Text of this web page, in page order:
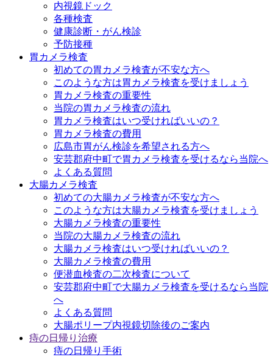
内視鏡ドック
各種検査
健康診断・がん検診
予防接種
胃カメラ検査
初めての胃カメラ検査が不安な方へ
このような方は胃カメラ検査を受けましょう
胃カメラ検査の重要性
当院の胃カメラ検査の流れ
胃カメラ検査はいつ受ければいいの？
胃カメラ検査の費用
広島市胃がん検診を希望される方へ
安芸郡府中町で胃カメラ検査を受けるなら当院へ
よくある質問
大腸カメラ検査
初めての大腸カメラ検査が不安な方へ
このような方は大腸カメラ検査を受けましょう
大腸カメラ検査の重要性
当院の大腸カメラ検査の流れ
大腸カメラ検査はいつ受ければいいの？
大腸カメラ検査の費用
便潜血検査の二次検査について
安芸郡府中町で大腸カメラ検査を受けるなら当院
へ
よくある質問
大腸ポリープ内視鏡切除後のご案内
痔の日帰り治療
痔の日帰り手術